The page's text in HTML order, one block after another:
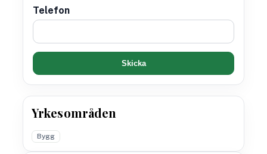
Telefon
Skicka
Yrkesområden
Bygg